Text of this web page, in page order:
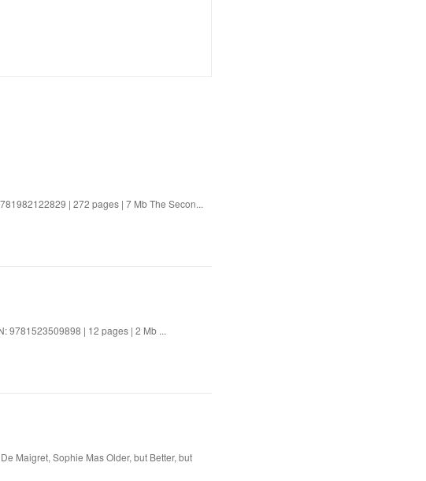
| 272 pages | 7 Mb The Secon...
9781523509898 | 12 pages | 2 Mb ...
Maigret, Sophie Mas Older, but Better, but